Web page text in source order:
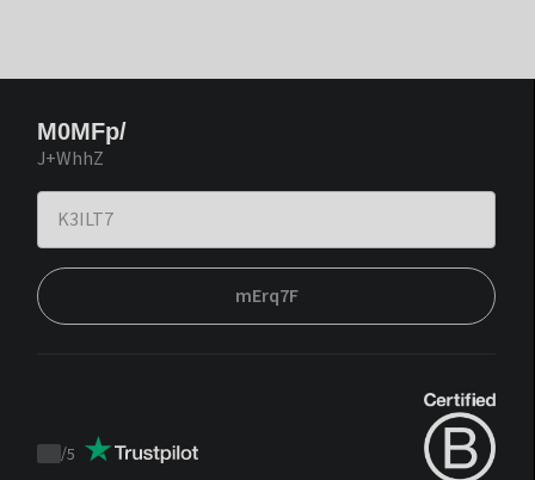
M0MFp/
J+WhhZ
mErq7F
Trustpilot
/5